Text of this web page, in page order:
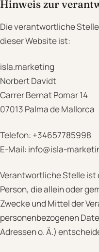
Hinweis zur
Die verantwortliche
dieser Website ist:
isla.marketing
Norbert Davidt
Carrer Bernat Pomar 14
07013 Palma de Mallorca
Telefon: +34657785998
E-Mail: info@isla-
Verantwortliche Stelle
Person, die allein oder
Zwecke und Mittel der
personenbezogenen
Adressen o. Ä.)